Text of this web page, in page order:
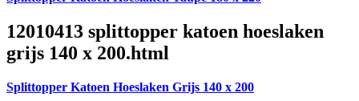
12010413 splittopper katoen hoeslaken
grijs 140 x 200.html
Splittopper Katoen Hoeslaken Grijs 140 x 200